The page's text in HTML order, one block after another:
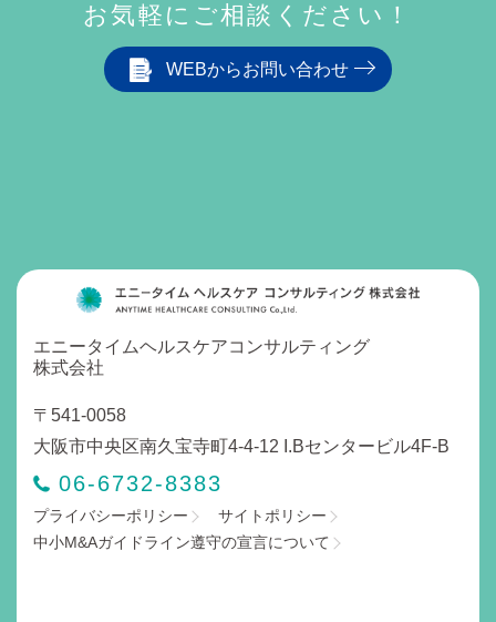
お気軽にご相談ください！
WEBからお問い合わせ
エニータイムヘルスケアコンサルティング
株式会社
〒541-0058
大阪市中央区南久宝寺町4-4-12 I.Bセンタービル4F-B
06-6732-8383
プライバシーポリシー
サイトポリシー
中小M&Aガイドライン遵守の宣言について